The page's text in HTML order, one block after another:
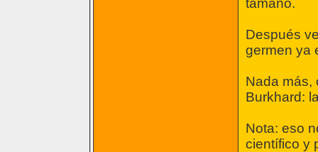
tamaño.
Después
germen ya
Nada más,
Burkhard:
Nota: eso
científico y